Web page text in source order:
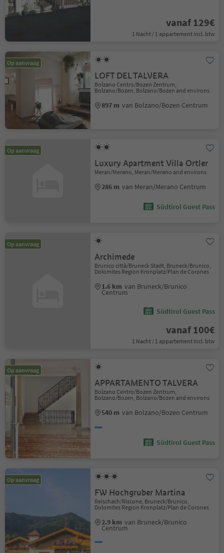
vanaf 129€
1 Nacht / 1 appartement Incl. btw
Op aanvraag
LOFT DEL TALVERA
Bolzano Centro/Bozen Zentrum,
Bolzano/Bozen, Bolzano/Bozen and environs
897 m van Bolzano/Bozen Centrum
Op aanvraag
Luxury Apartment Villa Ortler
Meran/Merano, Meran/Merano and environs
286 m van Meran/Merano Centrum
Südtirol Guest Pass
Op aanvraag
Archimede
Brunico città/Bruneck Stadt, Bruneck/Brunico,
Dolomites Region Kronplatz/Plan de Corones
1.6 km van Bruneck/Brunico
Centrum
Südtirol Guest Pass
vanaf 100€
1 Nacht / 1 appartement Incl. btw
Op aanvraag
APPARTAMENTO TALVERA
Bolzano Centro/Bozen Zentrum,
Bolzano/Bozen, Bolzano/Bozen and environs
540 m van Bolzano/Bozen Centrum
Südtirol Guest Pass
Op aanvraag
FW Hochgruber Martina
Reischach/Riscone, Bruneck/Brunico,
Dolomites Region Kronplatz/Plan de Corones
2.9 km van Bruneck/Brunico
Centrum